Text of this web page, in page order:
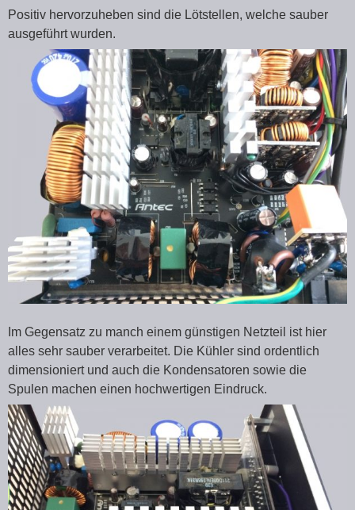
Positiv hervorzuheben sind die Lötstellen, welche sauber
ausgeführt wurden.
Im Gegensatz zu manch einem günstigen Netzteil ist hier
alles sehr sauber verarbeitet. Die Kühler sind ordentlich
dimensioniert und auch die Kondensatoren sowie die
Spulen machen einen hochwertigen Eindruck.